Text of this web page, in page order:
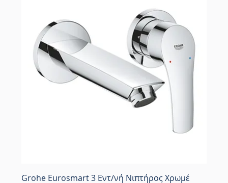
Grohe Eurosmart 3 Εντ/νή Νιπτήρος Χρωμέ